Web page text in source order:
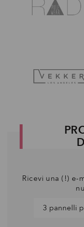
Ricevi una (!) e-